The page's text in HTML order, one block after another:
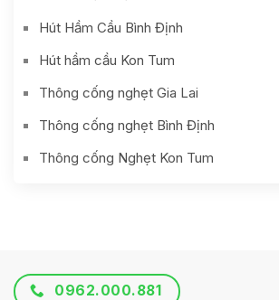
Hút Hầm Cầu Bình Định
Hút hầm cầu Kon Tum
Thông cống nghẹt Gia Lai
Thông cống nghẹt Bình Định
Thông cống Nghẹt Kon Tum
0962.000.881